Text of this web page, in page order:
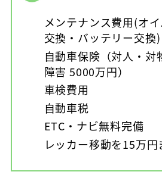
メンテナンス費用(オ
交換・バッテリー交換)
自動車保険（対人・対
障害 5000万円）
車検費用
自動車税
ETC・ナビ無料完備
レッカー移動を15万円